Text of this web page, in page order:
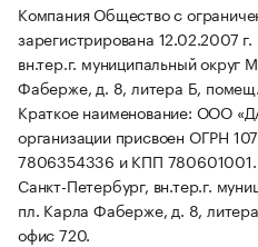
Компания Общество с
зарегистрирована 12.02.2007
вн.тер.г. муниципальный округ
Фаберже, д. 8, литера Б,
Краткое наименование: ООО
организации присвоен ОГРН
7806354336 и КПП 780601001.
Санкт-Петербург, вн.тер.г.
пл. Карла Фаберже, д. 8,
офис 720.